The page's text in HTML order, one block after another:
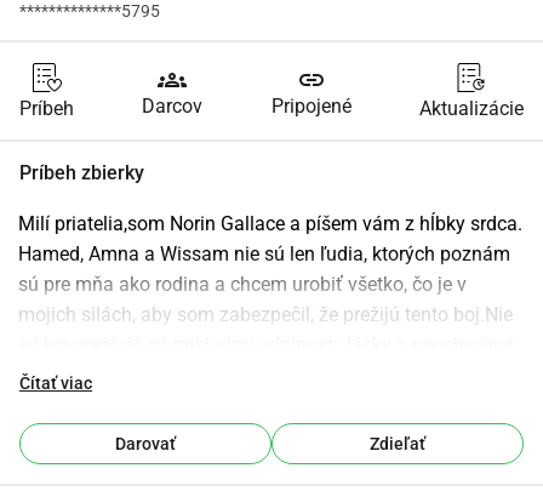
**************5795
Príbeh
groups
Darcov
link
Pripojené Aktualizácie
Príbeh zbierky
Milí priatelia,som Norin Gallace a píšem vám z hĺbky srdca.
Hamed, Amna a Wissam nie sú len ľudia, ktorých poznám
sú pre mňa ako rodina a chcem urobiť všetko, čo je v
mojich silách, aby som zabezpečil, že prežijú tento boj.Nie
nádeje. Kedysi žili krásny, pokojný život v Gaze Hamed im
mu darilo, mal veľké sny pre svoju rodinu. Jeho najväčším
cieľom vždy bolo zabezpečiť, aby boli Amna a Wissam
Čítať viac
Darovať Zdieľať